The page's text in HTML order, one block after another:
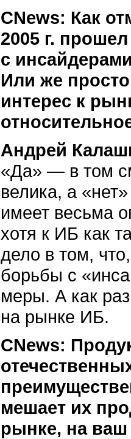
CNews: Как
2005 г.
с
Или же
интерес к
Андрей
«Да» — в том
велика, а
имеет весьма
хотя к ИБ как
дело в том,
борьбы с
меры. А как
на рынке ИБ.
CNews:
мешает их
рынке, на ваш